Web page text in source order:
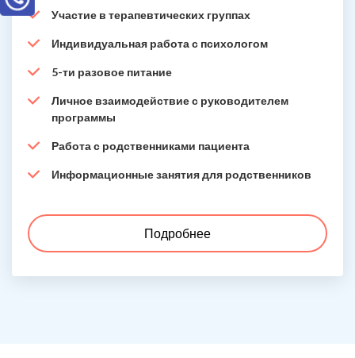
Участие в терапевтических группах
Индивидуальная работа с психологом
5-ти разовое питание
Личное взаимодействие с руководителем
программы
Работа с родственниками пациента
Информационные занятия для родственников
Подробнее